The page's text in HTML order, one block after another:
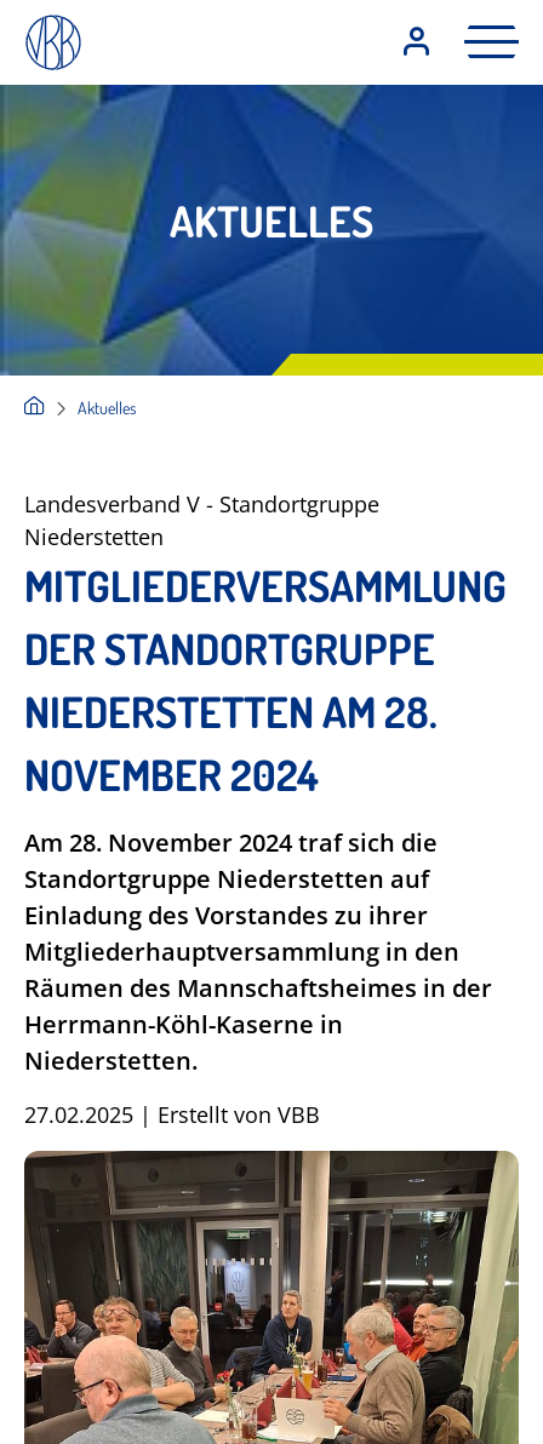
AKTUELLES
Aktuelles
Landesverband V - Standortgruppe
Niederstetten
MITGLIEDERVERSAMMLUNG
DER STANDORTGRUPPE
NIEDERSTETTEN AM 28.
NOVEMBER 2024
Am 28. November 2024 traf sich die
Standortgruppe Niederstetten auf
Einladung des Vorstandes zu ihrer
Mitgliederhauptversammlung in den
Räumen des Mannschaftsheimes in der
Herrmann-Köhl-Kaserne in
Niederstetten.
27.02.2025 | Erstellt von VBB